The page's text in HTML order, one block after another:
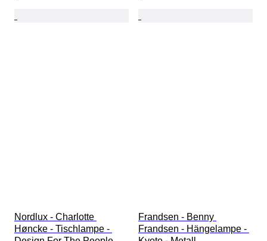
Nordlux - Charlotte
Høncke - Tischlampe -
Frandsen - Benny
Frandsen - Hängelampe -